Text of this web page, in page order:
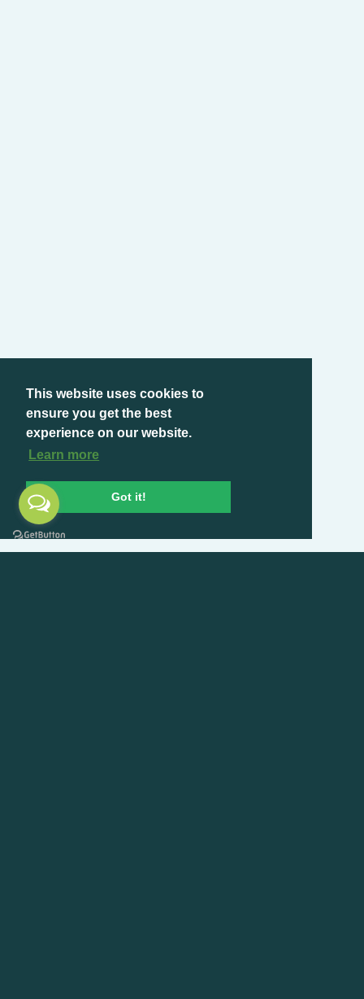
This website uses cookies to
ensure you get the best
experience on our website.
Learn more
Got it!